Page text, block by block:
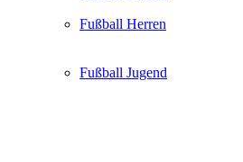
Fußball Herren
Fußball Jugend